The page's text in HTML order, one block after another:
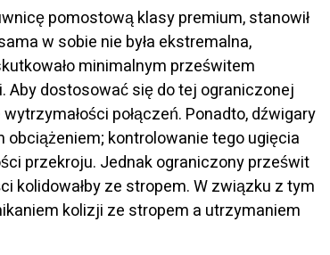
pomostową klasy premium, stanowił
w sobie nie była ekstremalna,
minimalnym prześwitem
dostosować się do tej ograniczonej
połączeń. Ponadto, dźwigary
obciążeniem; kontrolowanie tego ugięcia
przekroju. Jednak ograniczony prześwit
kolidowałby ze stropem. W związku z tym
kolizji ze stropem a utrzymaniem